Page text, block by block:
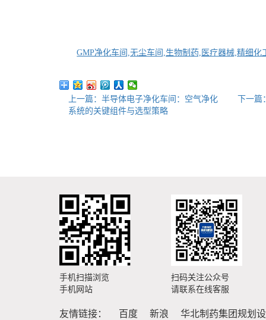
GMP净化车间,无尘车间,生物制药,医疗器械,精细
上一篇：半导体电子净化车间：空气净化
系统的关键组件与选型策略
下一
手机扫描浏览
手机网站
扫码关注公众号
请联系在线客服
友情链接： 百度 新浪
华北制药集团规划